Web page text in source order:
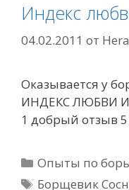
Индекс
04.02.2011 от
Оказывается у
ИНДЕКС ЛЮБВИ
1 добрый отзыв
Рубрики
Опыты по
Метки
Борщевик